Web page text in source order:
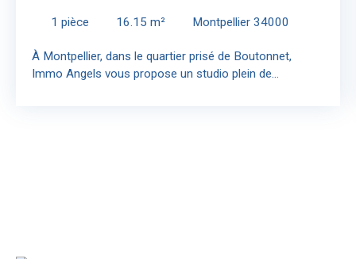
1 pièce 16.15 m² Montpellier 34000
À Montpellier, dans le quartier prisé de Boutonnet,
Immo Angels vous propose un studio plein de